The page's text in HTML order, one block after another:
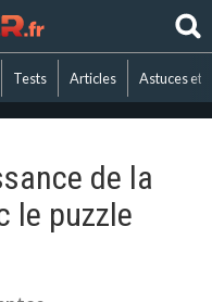
Tests Articles Astuces et
de la
le puzzle